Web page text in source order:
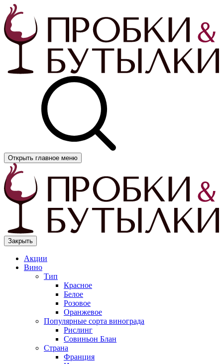
Открыть главное меню
Закрыть
Акции
Вино
Тип
Красное
Белое
Розовое
Оранжевое
Популярные сорта винограда
Рислинг
Совиньон Блан
Страна
Франция